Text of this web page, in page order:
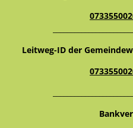
Leitweg-ID der